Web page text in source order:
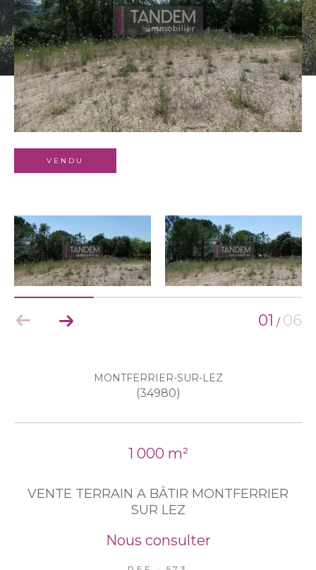
VENDU
01 / 06
MONTFERRIER-SUR-LEZ
(34980)
1 000 m²
VENTE TERRAIN A BÂTIR MONTFERRIER
SUR LEZ
Nous consulter
Budget
Surface
Surface
Pièces
Pièces
TERRASSE PARKING PISCINE
FILTRER PAR
RECHERCHER